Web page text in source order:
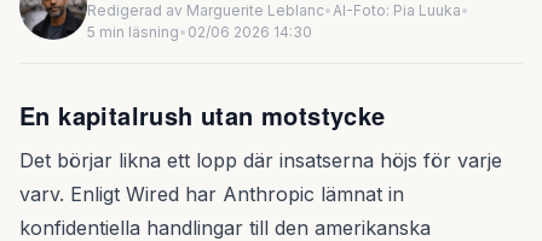
Redigerad av Marguerite Leblanc•AI-Foto: Pia Luuka•
5 min läsning• 02/06 2026 14:30
En kapitalrush utan motstycke
Det börjar likna ett lopp där insatserna höjs för varje
varv. Enligt Wired har Anthropic lämnat in
konfidentiella handlingar till den amerikanska